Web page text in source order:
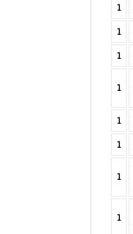
1
1
1
1
1
1
1
1